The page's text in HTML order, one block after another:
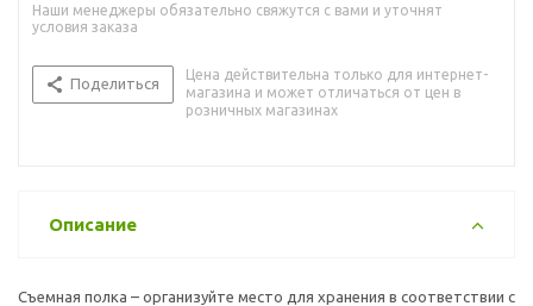
Наши менеджеры обязательно свяжутся с вами и уточнят
условия заказа
Поделиться
Цена действительна только для интернет-
магазина и может отличаться от цен в
розничных магазинах
Описание
Съемная полка – организуйте место для хранения в соответствии с